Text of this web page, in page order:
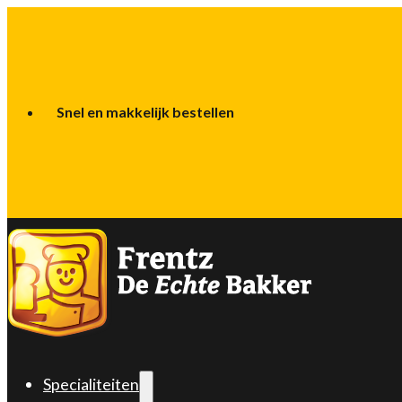
Snel en makkelijk bestellen
Specialiteiten